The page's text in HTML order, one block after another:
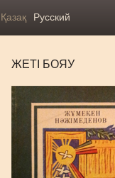
Қазақ Русский
ЖЕТІ БОЯУ